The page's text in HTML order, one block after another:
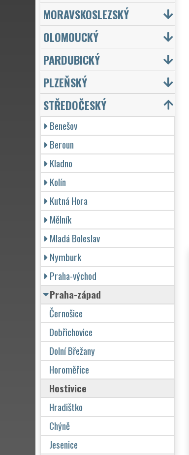
MORAVSKOSLEZSKÝ
OLOMOUCKÝ
PARDUBICKÝ
PLZEŇSKÝ
STŘEDOČESKÝ
Benešov
Beroun
Kladno
Kolín
Kutná Hora
Mělník
Mladá Boleslav
Nymburk
Praha-východ
Praha-západ
Černošice
Dobřichovice
Dolní Břežany
Horoměřice
Hostivice
Hradištko
Chýně
Jesenice